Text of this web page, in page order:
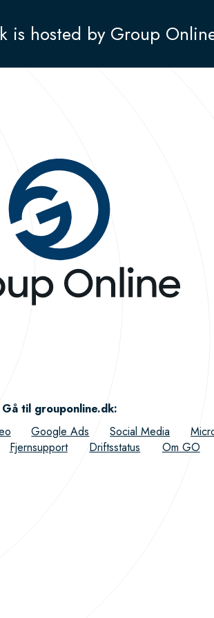
is hosted by Group
Gå til grouponline.dk:
Google Ads Social Media
Fjernsupport Driftsstatus Om GO